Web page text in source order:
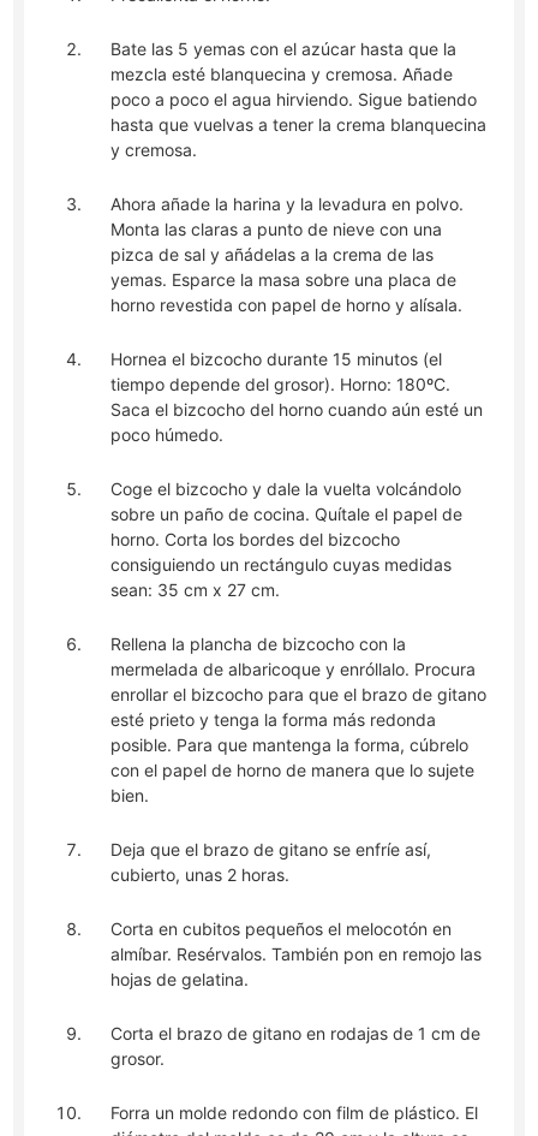
Bate las 5 yemas con el azúcar hasta que la
mezcla esté blanquecina y cremosa. Añade
poco a poco el agua hirviendo. Sigue batiendo
hasta que vuelvas a tener la crema blanquecina
y cremosa.
Ahora añade la harina y la levadura en polvo.
Monta las claras a punto de nieve con una
pizca de sal y añádelas a la crema de las
yemas. Esparce la masa sobre una placa de
horno revestida con papel de horno y alísala.
Hornea el bizcocho durante 15 minutos (el
tiempo depende del grosor). Horno: 180ºC.
Saca el bizcocho del horno cuando aún esté un
poco húmedo.
Coge el bizcocho y dale la vuelta volcándolo
sobre un paño de cocina. Quítale el papel de
horno. Corta los bordes del bizcocho
consiguiendo un rectángulo cuyas medidas
sean: 35 cm x 27 cm.
Rellena la plancha de bizcocho con la
mermelada de albaricoque y enróllalo. Procura
enrollar el bizcocho para que el brazo de gitano
esté prieto y tenga la forma más redonda
posible. Para que mantenga la forma, cúbrelo
con el papel de horno de manera que lo sujete
bien.
Deja que el brazo de gitano se enfríe así,
cubierto, unas 2 horas.
Corta en cubitos pequeños el melocotón en
almíbar. Resérvalos. También pon en remojo las
hojas de gelatina.
Corta el brazo de gitano en rodajas de 1 cm de
grosor.
Forra un molde redondo con film de plástico. El